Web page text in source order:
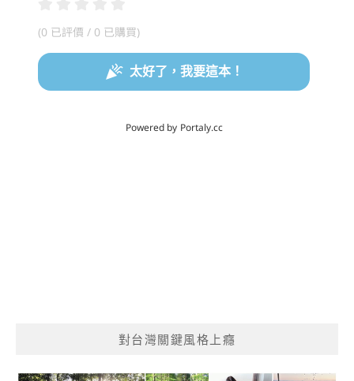
對台灣關鍵風格上癮